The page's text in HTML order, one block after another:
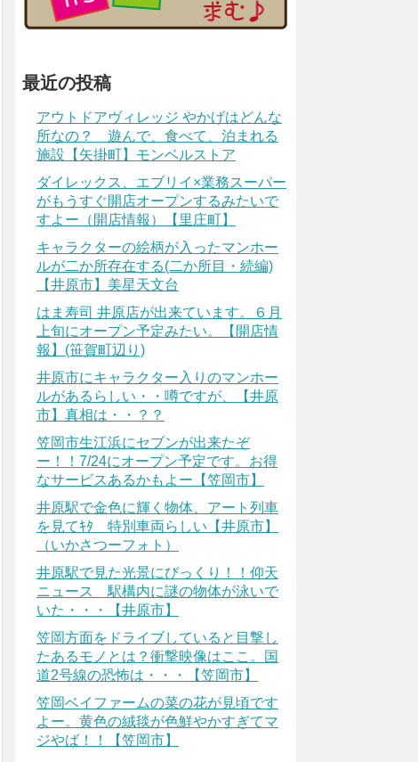
最近の投稿
アウトドアヴィレッジ やかげはどんな
所なの？ 遊んで、食べて、泊まれる
施設【矢掛町】モンベルストア
ダイレックス、エブリイ×業務スーパー
がもうすぐ開店オープンするみたいで
すよー（開店情報）【里庄町】
キャラクターの絵柄が入ったマンホー
ルが二か所存在する(二か所目・続編)
【井原市】美星天文台
はま寿司 井原店が出来ています。６月
上旬にオープン予定みたい。【開店情
報】(笹賀町辺り)
井原市にキャラクター入りのマンホー
ルがあるらしい・・噂ですが、【井原
市】真相は・・？？
笠岡市生江浜にセブンが出来たぞ
ー！！7/24にオープン予定です。お得
なサービスあるかもよー【笠岡市】
井原駅で金色に輝く物体、アート列車
を見てｷﾀ 特別車両らしい【井原市】
（いかさつーフォト）
井原駅で見た光景にびっくり！！仰天
ニュース 駅構内に謎の物体が泳いで
いた・・・【井原市】
笠岡方面をドライブしていると目撃し
たあるモノとは？衝撃映像はここ。国
道2号線の恐怖は・・・【笠岡市】
笠岡ベイファームの菜の花が見頃です
よー。黄色の絨毯が色鮮やかすぎてマ
ジやば！！【笠岡市】